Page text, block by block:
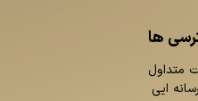
ها
متداول
ایی